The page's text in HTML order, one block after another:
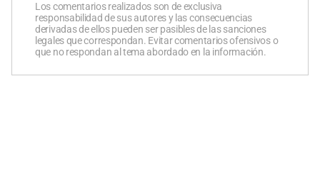
Los comentarios realizados son de exclusiva
responsabilidad de sus autores y las consecuencias
derivadas de ellos pueden ser pasibles de las sanciones
legales que correspondan. Evitar comentarios ofensivos o
que no respondan al tema abordado en la información.